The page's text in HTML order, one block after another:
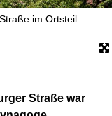
im Ortsteil
Straße war